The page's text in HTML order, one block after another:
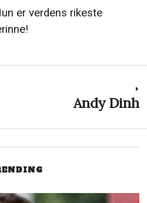
er verdens rikeste
Andy Dinh